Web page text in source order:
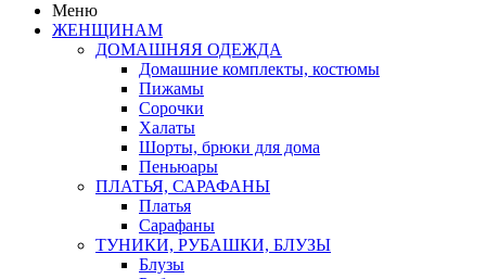
Меню
ЖЕНЩИНАМ
ДОМАШНЯЯ ОДЕЖДА
Домашние комплекты, костюмы
Пижамы
Сорочки
Халаты
Шорты, брюки для дома
Пеньюары
ПЛАТЬЯ, САРАФАНЫ
Платья
Сарафаны
ТУНИКИ, РУБАШКИ, БЛУЗЫ
Блузы